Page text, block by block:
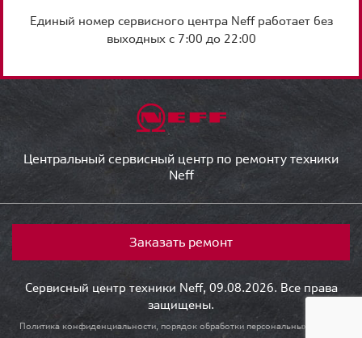
Единый номер сервисного центра Neff работает без
выходных с 7:00 до 22:00
Центральный сервисный центр по ремонту техники
Neff
Заказать ремонт
Сервисный центр техники Neff, 09.08.2026. Все права
защищены.
Политика конфиденциальности, порядок обработки персональных данных